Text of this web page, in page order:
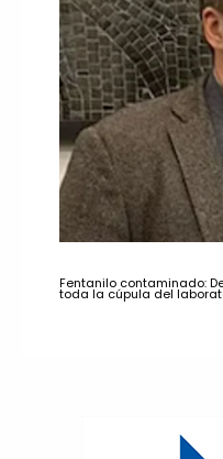
Fentanilo contaminado:
toda la cúpula del